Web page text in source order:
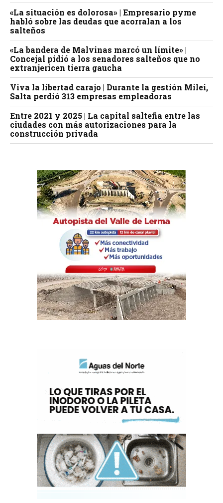
«La situación es dolorosa» | Empresario pyme
habló sobre las deudas que acorralan a los
salteños
«La bandera de Malvinas marcó un límite» |
Concejal pidió a los senadores salteños que no
extranjericen tierra gaucha
Viva la libertad carajo | Durante la gestión Milei,
Salta perdió 313 empresas empleadoras
Entre 2021 y 2025 | La capital salteña entre las
ciudades con más autorizaciones para la
construcción privada